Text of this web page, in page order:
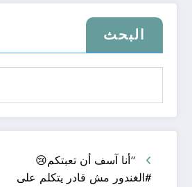
البحث
“أنا آسف أن تعبتكم😢
#الغندور مش قادر يتكلم على